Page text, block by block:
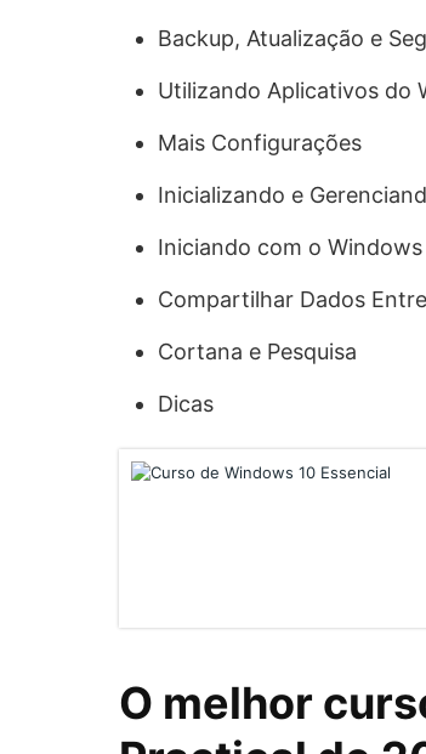
Backup, Atualização e
Utilizando Aplicativos do
Mais Configurações
Inicializando e
Iniciando com o Windows
Compartilhar Dados
Cortana e Pesquisa
Dicas
O melhor